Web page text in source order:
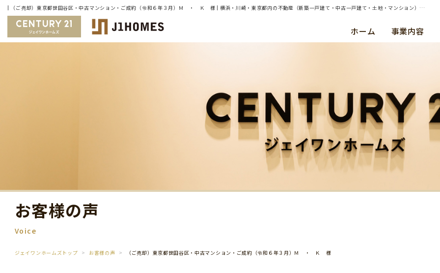
| （ご売却）東京都世田谷区・中古マンション・ご成約（令和６年３月）Ｍ ・ Ｋ 様 | 横浜・川崎・東京都内の不動産（新築一戸建て・中古一戸建て・土地・マンション）ならセンチュリー21ジェイワンホームズ
ホーム 事業内容
お客様の声
Voice
ジェイワンホームズトップ お客様の声 （ご売却）東京都世田谷区・中古マンション・ご成約（令和６年３月）Ｍ ・ Ｋ 様